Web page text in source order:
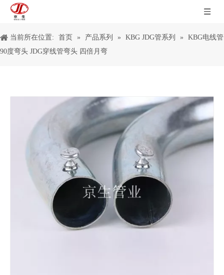
当前所在位置: 首页 » 产品系列 » KBG JDG管系列 »
KBG电线管
90度弯头 JDG穿线管弯头 四倍月弯